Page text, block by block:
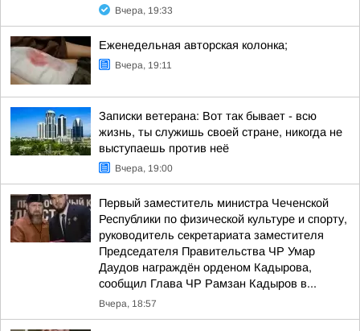
Вчера, 19:33
Еженедельная авторская колонка;
Вчера, 19:11
Записки ветерана: Вот так бывает - всю
жизнь, ты служишь своей стране, никогда не
выступаешь против неё
Вчера, 19:00
Первый заместитель министра Чеченской
Республики по физической культуре и спорту,
руководитель секретариата заместителя
Председателя Правительства ЧР Умар
Даудов награждён орденом Кадырова,
сообщил Глава ЧР Рамзан Кадыров в...
Вчера, 18:57